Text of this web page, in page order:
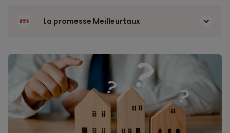
La promesse Meilleurtaux